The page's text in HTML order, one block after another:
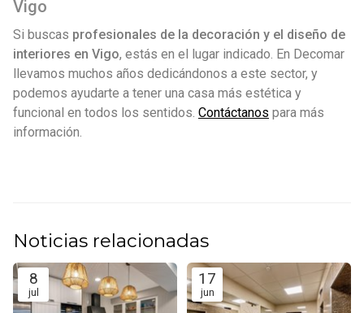
Vigo
Si buscas profesionales de la decoración y el diseño de
interiores en Vigo, estás en el lugar indicado. En Decomar
llevamos muchos años dedicándonos a este sector, y
podemos ayudarte a tener una casa más estética y
funcional en todos los sentidos. Contáctanos para más
información.
Noticias relacionadas
8
jul
17
jun